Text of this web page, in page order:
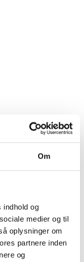
Om
indhold og
medier og til
oplysninger om
partnere inden
og